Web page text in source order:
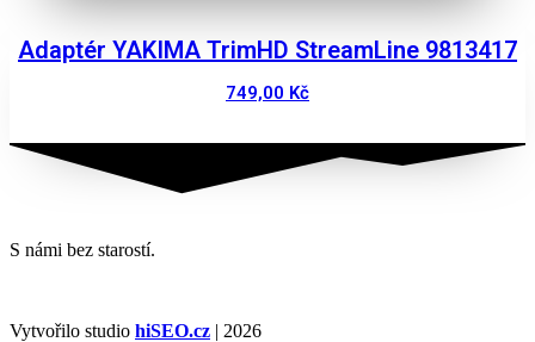
Adaptér YAKIMA TrimHD StreamLine 9813417
749,00 Kč
S námi bez starostí.
Vytvořilo studio hiSEO.cz | 2026